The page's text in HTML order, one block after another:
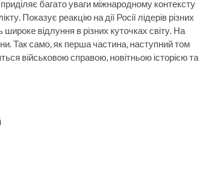
приділяє багато уваги міжнародному контексту
Показує реакцію на дії Росії лідерів різних
широке відлуння в різних куточках світу. На
Так само, як перша частина, наступний том
військовою справою, новітньою історією та